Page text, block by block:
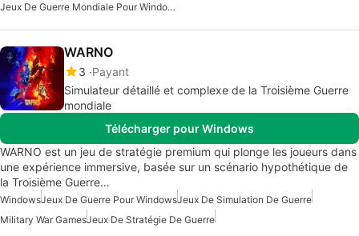
Jeux De Guerre Mondiale Pour Windows 10
WARNO
3 Payant
Simulateur détaillé et complexe de la Troisième Guerre
mondiale
Télécharger pour Windows
WARNO est un jeu de stratégie premium qui plonge les joueurs dans
une expérience immersive, basée sur un scénario hypothétique de
la Troisième Guerre…
WindowsJeux De Guerre Pour WindowsJeux De Simulation De Guerre
Military War GamesJeux De Stratégie De Guerre